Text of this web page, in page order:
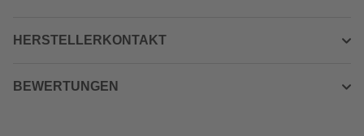
HERSTELLERKONTAKT
BEWERTUNGEN